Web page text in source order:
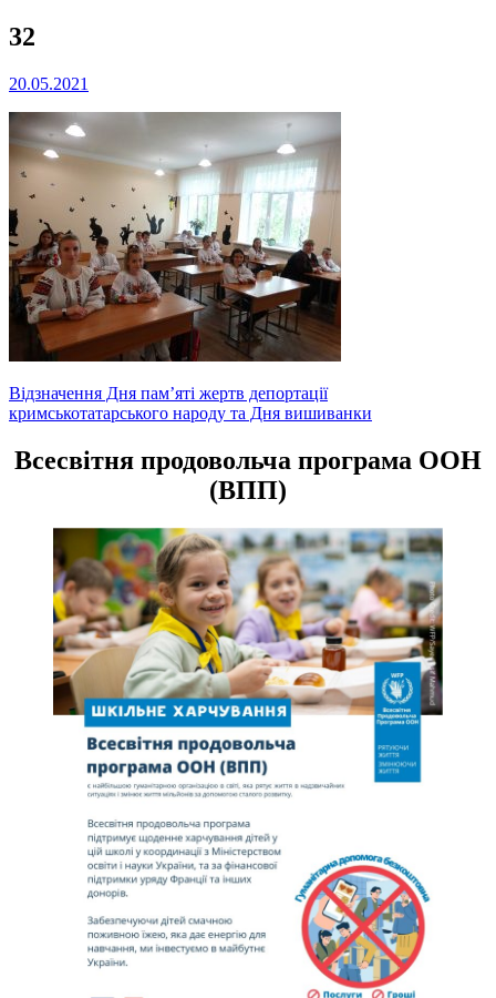
32
20.05.2021
Навігація
записів
Відзначення Дня пам’яті жертв депортації
кримськотатарського народу та Дня вишиванки
Всесвітня продовольча програма ООН
(ВПП)